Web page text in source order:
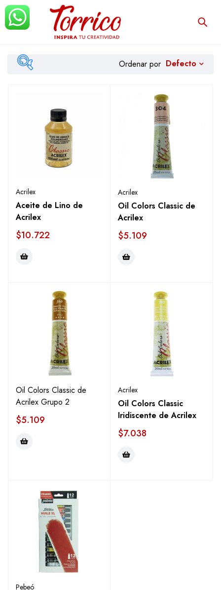
$5.109
Filtrar
Ordenar por Defecto
Acrilex
Aceite de Lino de
Acrilex
$10.722
Acrilex
Oil Colors Classic de
Acrilex
$5.109
Oil Colors Classic de
Acrilex Grupo 2
$5.109
Acrilex
Oil Colors Classic
Iridiscente de Acrilex
$7.038
Pebeó